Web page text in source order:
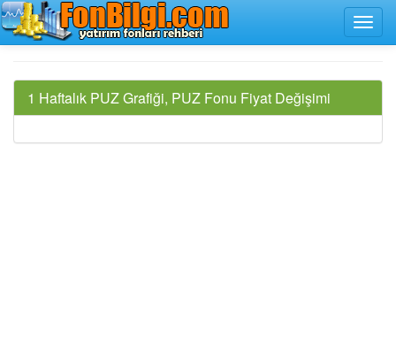
1 Haftalık PUZ Grafiği, PUZ Fonu Fiyat Değişimi